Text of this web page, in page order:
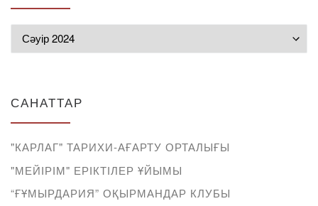
САНАТТАР
"КАРЛАГ" ТАРИХИ-АҒАРТУ ОРТАЛЫҒЫ
"МЕЙІРІМ" ЕРІКТІЛЕР ҰЙЫМЫ
“ҒҰМЫРДАРИЯ” ОҚЫРМАНДАР КЛУБЫ